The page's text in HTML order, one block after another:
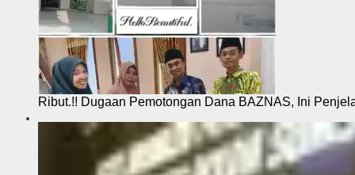
Ribut.!! Dugaan Pemotongan Dana BAZNAS, Ini